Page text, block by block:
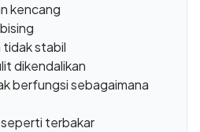
kencang
tidak stabil
dikendalikan
berfungsi sebagaimana
seperti terbakar